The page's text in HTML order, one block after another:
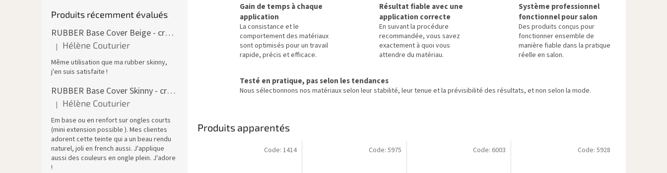
Produits récemment évalués
RUBBER Base Cover Beige - creuset 30 ml
L'évaluation du produit est de 5 sur 5 étoiles.
| Hélène Couturier
Même utilisation que ma rubber skinny,
j'en suis satisfaite !
RUBBER Base Cover Skinny - creuset 30 g
L'évaluation du produit est de 5 sur 5 étoiles.
| Hélène Couturier
Em base ou en renfort sur ongles courts
(mini extension possible ). Mes clientes
adorent cette teinte qui a un beau rendu
naturel, joli en french aussi. J'applique
aussi des couleurs en ongle plein. J'adore
!
Gain de temps à chaque
application
La consistance et le
comportement des matériaux
sont optimisés pour un travail
rapide, précis et efficace.
Résultat fiable avec une
application correcte
En suivant la procédure
recommandée, vous savez
exactement à quoi vous
attendre du matériau.
Système professionnel
fonctionnel pour salon
Des produits conçus pour
fonctionner ensemble de
manière fiable dans la pratique
réelle en salon.
Testé en pratique, pas selon les tendances
Nous sélectionnons nos matériaux selon leur stabilité, leur tenue et la prévisibilité des résultats, et non selon la mode.
Produits apparentés
Code: 1414 Code: 5975 Code: 6003 Code: 5928